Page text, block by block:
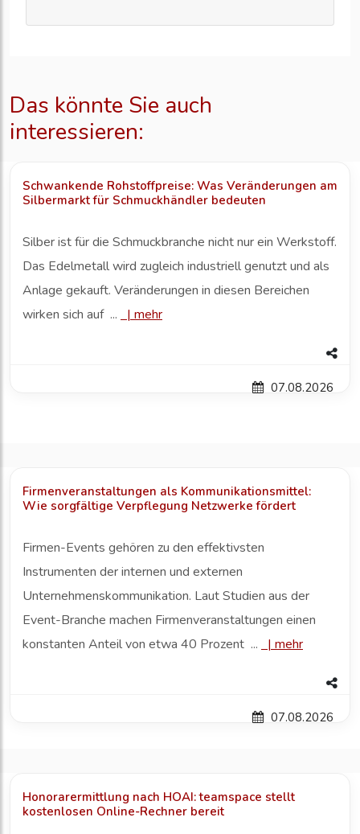
Das könnte Sie auch
interessieren:
Schwankende Rohstoffpreise: Was Veränderungen am
Silbermarkt für Schmuckhändler bedeuten
Silber ist für die Schmuckbranche nicht nur ein Werkstoff.
Das Edelmetall wird zugleich industriell genutzt und als
Anlage gekauft. Veränderungen in diesen Bereichen
wirken sich auf ...
| mehr
07.08.2026
Firmenveranstaltungen als Kommunikationsmittel:
Wie sorgfältige Verpflegung Netzwerke fördert
Firmen-Events gehören zu den effektivsten
Instrumenten der internen und externen
Unternehmenskommunikation. Laut Studien aus der
Event-Branche machen Firmenveranstaltungen einen
konstanten Anteil von etwa 40 Prozent ...
| mehr
07.08.2026
Honorarermittlung nach HOAI: teamspace stellt
kostenlosen Online-Rechner bereit